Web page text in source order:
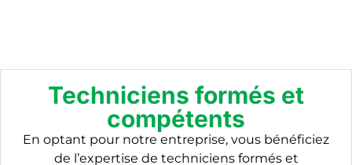
Techniciens formés et
compétents
En optant pour notre entreprise, vous bénéficiez
de l’expertise de techniciens formés et